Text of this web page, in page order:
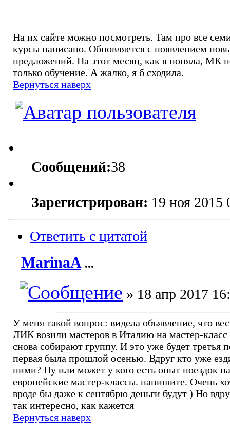
На их сайте можно посмотреть. Там про все
курсы написано. Обновляется с появлением
предложений. На этот месяц, как я поняла, МК
только обучение. А жалко, я б сходила.
Вернуться наверх
Сообщений:38
Зарегистрирован: 19 ноя 2015
Ответить с цитатой
MarinaA ...
» 18 апр 2017
У меня такой вопрос: видела объявление, что
ЛИК возили мастеров в Италию на мастер-класс
снова собирают группу. И это уже будет третья
первая была прошлой осенью. Вдруг кто уже
ними? Ну или может у кого есть опыт поездок на
европейские мастер-классы. напишите. Очень
вроде бы даже к сентябрю деньги будут ) Но
так интересно, как кажется
Вернуться наверх